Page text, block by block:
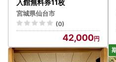
入館無料券11枚
宮城県仙台市
(0)
42,000